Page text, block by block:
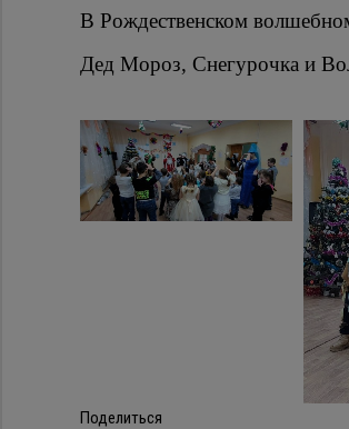
В Рождественском
Дед Мороз, Снегурочка и
Поделиться